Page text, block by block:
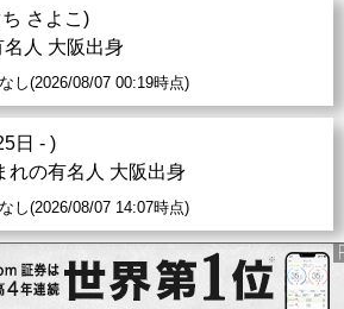
さよこ)
人 大阪出身
し(2026/08/07 00:19時点)
日 - )
れの有名人 大阪出身
し(2026/08/07 14:07時点)